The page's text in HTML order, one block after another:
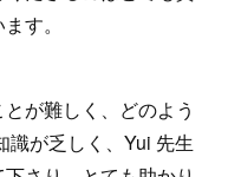
す。
が難しく、どのよう
識が乏しく、Yui 先生